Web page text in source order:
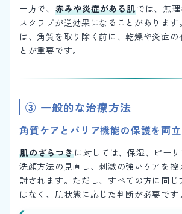
一方で、 赤みや炎症がある肌では、無
スクラブが逆効果になることがあります
は、角質を取り除く前に、乾燥や炎症の
とが重要です。
③ 一般的な治療方法
角質ケアとバリア機能の保護を両
肌のざらつきに対しては、保湿、ピーリ
洗顔方法の見直し、刺激の強いケアを
討されます。ただし、すべての方に同
はなく、肌状態に応じた判断が必要です。